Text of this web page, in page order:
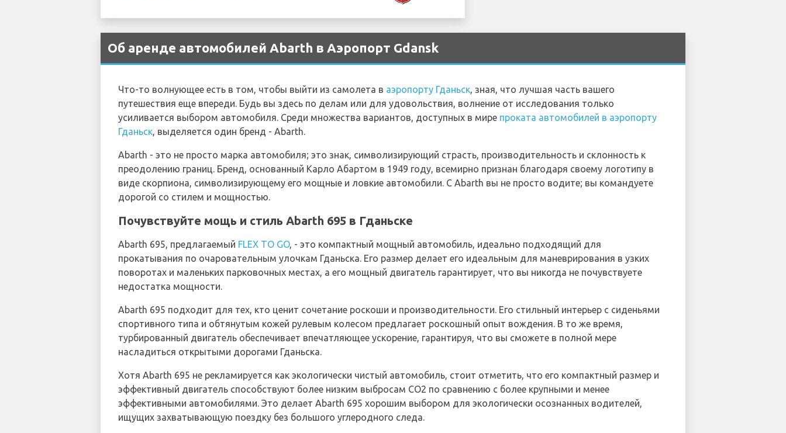
Об аренде автомобилей Abarth в Аэропорт Gdansk
Что-то волнующее есть в том, чтобы выйти из самолета в аэропорту Гданьск, зная, что лучшая часть вашего
путешествия еще впереди. Будь вы здесь по делам или для удовольствия, волнение от исследования только
усиливается выбором автомобиля. Среди множества вариантов, доступных в мире проката автомобилей в аэропорту
Гданьск, выделяется один бренд - Abarth.
Abarth - это не просто марка автомобиля; это знак, символизирующий страсть, производительность и склонность к
преодолению границ. Бренд, основанный Карло Абартом в 1949 году, всемирно признан благодаря своему логотипу в
виде скорпиона, символизирующему его мощные и ловкие автомобили. С Abarth вы не просто водите; вы командуете
дорогой со стилем и мощностью.
Почувствуйте мощь и стиль Abarth 695 в Гданьске
Abarth 695, предлагаемый FLEX TO GO, - это компактный мощный автомобиль, идеально подходящий для
прокатывания по очаровательным улочкам Гданьска. Его размер делает его идеальным для маневрирования в узких
поворотах и маленьких парковочных местах, а его мощный двигатель гарантирует, что вы никогда не почувствуете
недостатка мощности.
Abarth 695 подходит для тех, кто ценит сочетание роскоши и производительности. Его стильный интерьер с сиденьями
спортивного типа и обтянутым кожей рулевым колесом предлагает роскошный опыт вождения. В то же время,
турбированный двигатель обеспечивает впечатляющее ускорение, гарантируя, что вы сможете в полной мере
насладиться открытыми дорогами Гданьска.
Хотя Abarth 695 не рекламируется как экологически чистый автомобиль, стоит отметить, что его компактный размер и
эффективный двигатель способствуют более низким выбросам CO2 по сравнению с более крупными и менее
эффективными автомобилями. Это делает Abarth 695 хорошим выбором для экологически осознанных водителей,
ищущих захватывающую поездку без большого углеродного следа.